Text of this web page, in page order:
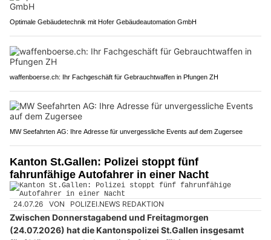
Optimale Gebäudetechnik mit Hofer Gebäudeautomation GmbH
waffenboerse.ch: Ihr Fachgeschäft für Gebrauchtwaffen in Pfungen ZH
MW Seefahrten AG: Ihre Adresse für unvergessliche Events auf dem Zugersee
Kanton St.Gallen: Polizei stoppt fünf
fahrunfähige Autofahrer in einer Nacht
24.07.26 VON POLIZEI.NEWS REDAKTION
Zwischen Donnerstagabend und Freitagmorgen
(24.07.2026) hat die Kantonspolizei St.Gallen insgesamt